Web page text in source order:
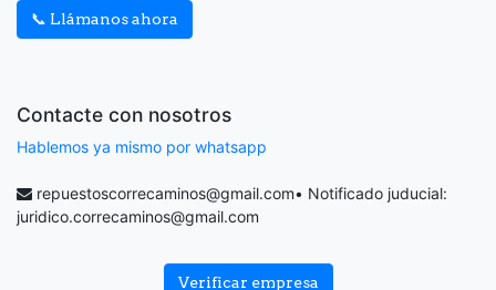
📞 Llámanos ahora
Contacte con nosotros
Hablemos ya mismo por whatsapp
repuestoscorrecaminos@gmail.com• Notificado juducial:
juridico.correcaminos@gmail.com
Verificar empresa